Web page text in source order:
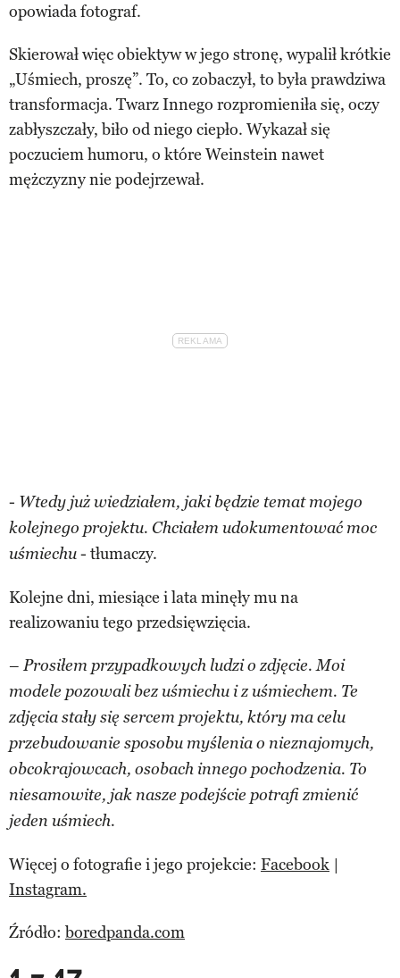
opowiada fotograf.
Skierował więc obiektyw w jego stronę, wypalił krótkie
„Uśmiech, proszę”. To, co zobaczył, to była prawdziwa
transformacja. Twarz Innego rozpromieniła się, oczy
zabłyszczały, biło od niego ciepło. Wykazał się
poczuciem humoru, o które Weinstein nawet
mężczyzny nie podejrzewał.
- Wtedy już wiedziałem, jaki będzie temat mojego
kolejnego projektu. Chciałem udokumentować moc
uśmiechu- tłumaczy.
Kolejne dni, miesiące i lata minęły mu na
realizowaniu tego przedsięwzięcia.
– Prosiłem przypadkowych ludzi o zdjęcie. Moi
modele pozowali bez uśmiechu i z uśmiechem. Te
zdjęcia stały się sercem projektu, który ma celu
przebudowanie sposobu myślenia o nieznajomych,
obcokrajowcach, osobach innego pochodzenia. To
niesamowite, jak nasze podejście potrafi zmienić
jeden uśmiech.
Więcej o fotografie i jego projekcie: Facebook |
Instagram.
Źródło: boredpanda.com